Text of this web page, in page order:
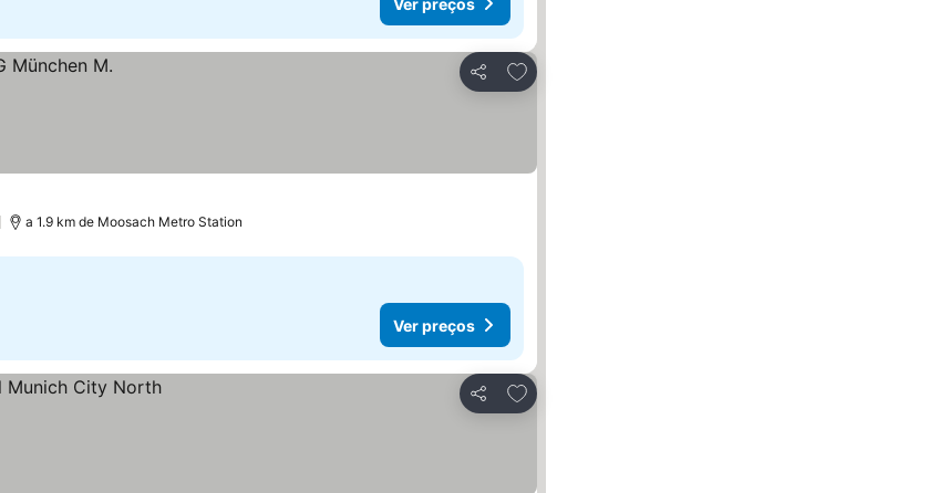
Partilhar
Adicionar aos favoritos
a 1.9 km de Moosach Metro Station
Ver preços
Partilhar
Adicionar aos favoritos